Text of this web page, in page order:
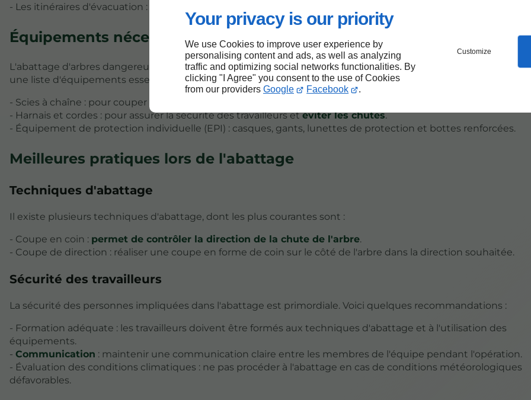
Your privacy is our priority
We use Cookies to improve user experience by
personalising content and ads, as well as analyzing
traffic and optimizing social networks functionalities. By
clicking "I Agree" you consent to the use of Cookies
from our providers Google Facebook .
Customize
- Les itinéraires d'évacuation : déterminer les chemins de sortie pour les personnes présentes sur le site.
Équipements nécessaires
L'abattage d'arbres dangereux nécessite des outils appropriés pour garantir la sécurité et l'efficacité de
une liste d'équipements essentiels :
- Scies à chaîne : pour couper le tronc de l'arbre.
- Harnais et cordes : pour assurer la sécurité des travailleurs etéviter les chutes.
- Équipement de protection individuelle (EPI) : casques, gants, lunettes de protection et bottes renforcées.
Meilleures pratiques lors de l'abattage
Techniques d'abattage
Il existe plusieurs techniques d'abattage, dont les plus courantes sont :
- Coupe en coin : permet de contrôler la direction de la chute de l'arbre.
- Coupe de direction : réaliser une coupe en forme de coin sur le côté de l'arbre dans la direction souhaitée.
Sécurité des travailleurs
La sécurité des personnes impliquées dans l'abattage est primordiale. Voici quelques recommandations :
- Formation adéquate : les travailleurs doivent être formés aux techniques d'abattage et à l'utilisation des
équipements.
- Communication : maintenir une communication claire entre les membres de l'équipe pendant l'opération.
- Évaluation des conditions climatiques : ne pas procéder à l'abattage en cas de conditions météorologiques
défavorables.